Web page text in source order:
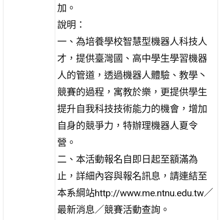
加。
說明：
一、為培養學校智慧型機器人科技人
才，提供臺灣國、高中學生學習機器
人的管道，透過機器人體驗、教學丶
競賽的過程，寓教於樂，更提供學生
提升自我科技技術能力的機會，增加
自身的競爭力，特辦理機器人夏令
營。
二、本活動報名自即日起至額滿為
止，詳細內容與報名訊息，請連結至
本系綱站http://www.me.ntnu.edu.tw／
最新消息／競賽活動查詢。